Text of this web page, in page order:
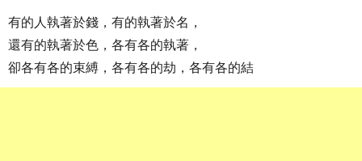
有的人執著於錢，有的執著於名，
還有的執著於色，各有各的執著，
卻各有各的束縛，各有各的劫，各有各的結